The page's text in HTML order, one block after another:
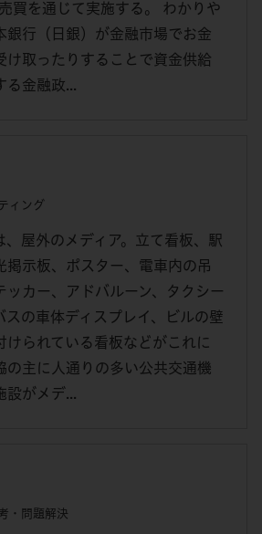
買を通じて実施する。 わかりや
銀行（日銀）が金融市場でお金
け取ったりすることで資金供給
金融政...
ィング
、屋外のメディア。立て看板、駅
掲示板、ポスター、電車内の吊
ッカー、アドバルーン、タクシー
スの車体ディスプレイ、ビルの壁
けられている看板などがこれに
の主に人通りの多い公共交通機
がメデ...
・問題解決